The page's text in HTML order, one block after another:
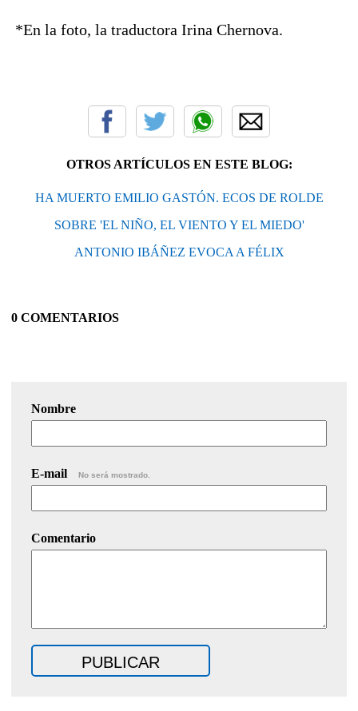
*En la foto, la traductora Irina Chernova.
OTROS ARTÍCULOS EN ESTE BLOG:
HA MUERTO EMILIO GASTÓN. ECOS DE ROLDE
SOBRE 'EL NIÑO, EL VIENTO Y EL MIEDO'
ANTONIO IBÁÑEZ EVOCA A FÉLIX
0 COMENTARIOS
Nombre
E-mail No será mostrado.
Comentario